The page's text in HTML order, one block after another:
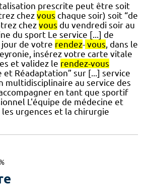
prescrite peut être soit
chez vous chaque soir) soit “de
chez vous du vendredi soir au
du sport Le service [...] de
jour de votre rendez- vous, dans le
insérez votre carte vitale
et validez le rendez-vous
et Réadaptation” sur [...] service
multidisciplinaire au service des
en tant que sportif
L'équipe de médecine et
urgences et la chirurgie